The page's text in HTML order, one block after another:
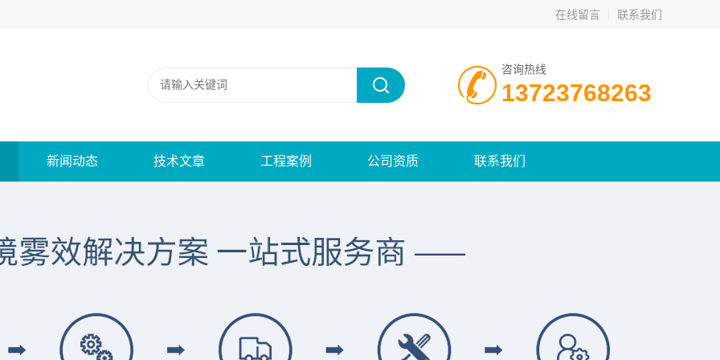
在线留言 联系我们
咨询热线
13723768263
新闻动态 技术文章 工程案例 公司资质 联系我们